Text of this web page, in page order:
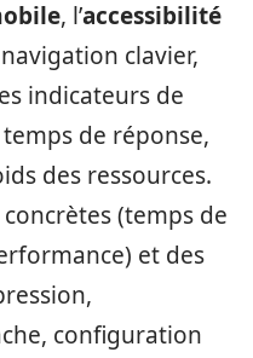
, l’accessibilité
clavier,
indicateurs de
de réponse,
des ressources.
(temps de
et des
configuration